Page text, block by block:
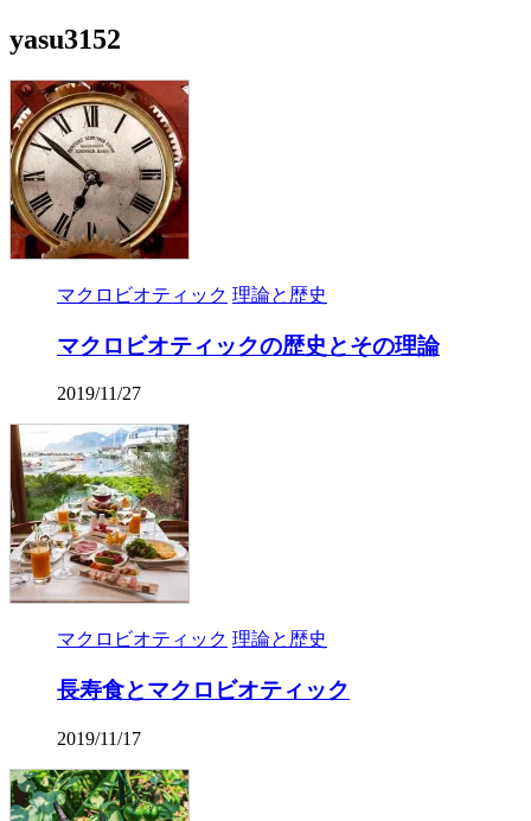
yasu3152
マクロビオティック 理論と歴史
マクロビオティックの歴史とその理論
2019/11/27
マクロビオティック 理論と歴史
長寿食とマクロビオティック
2019/11/17